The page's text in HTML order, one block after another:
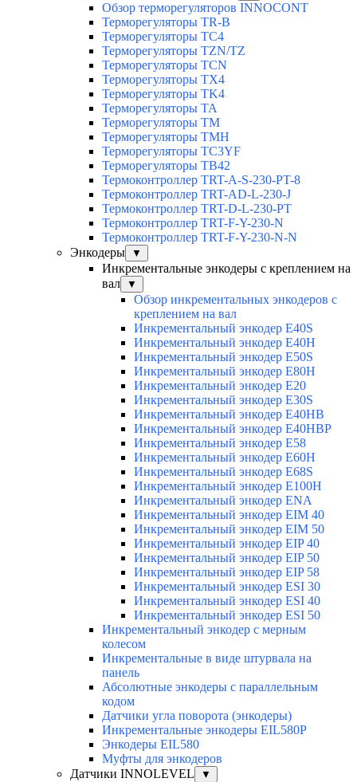
Обзор терморегуляторов INNOCONT
Терморегуляторы TR-B
Терморегуляторы TC4
Терморегуляторы TZN/TZ
Терморегуляторы TCN
Терморегуляторы TX4
Терморегуляторы TK4
Терморегуляторы TA
Терморегуляторы TM
Терморегуляторы TMH
Терморегуляторы TC3YF
Терморегуляторы TB42
Термоконтроллер TRT-A-S-230-PT-8
Термоконтроллер TRT-AD-L-230-J
Термоконтроллер TRT-D-L-230-PT
Термоконтроллер TRT-F-Y-230-N
Термоконтроллер TRT-F-Y-230-N-N
Энкодеры
▼
Инкрементальные энкодеры с креплением на
вал
▼
Обзор инкрементальных энкодеров с
креплением на вал
Инкрементальный энкодер E40S
Инкрементальный энкодер E40H
Инкрементальный энкодер E50S
Инкрементальный энкодер E80H
Инкрементальный энкодер E20
Инкрементальный энкодер E30S
Инкрементальный энкодер E40HB
Инкрементальный энкодер E40HBP
Инкрементальный энкодер E58
Инкрементальный энкодер E60H
Инкрементальный энкодер E68S
Инкрементальный энкодер E100H
Инкрементальный энкодер ENA
Инкрементальный энкодер EIM 40
Инкрементальный энкодер EIM 50
Инкрементальный энкодер EIP 40
Инкрементальный энкодер EIP 50
Инкрементальный энкодер EIP 58
Инкрементальный энкодер ESI 30
Инкрементальный энкодер ESI 40
Инкрементальный энкодер ESI 50
Инкрементальный энкодер с мерным
колесом
Инкрементальные в виде штурвала на
панель
Абсолютные энкодеры с параллельным
кодом
Датчики угла поворота (энкодеры)
Инкрементальные энкодеры EIL580P
Энкодеры EIL580
Муфты для энкодеров
Датчики INNOLEVEL
▼